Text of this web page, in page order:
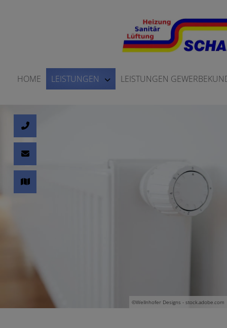
HOME LEISTUNGEN LEISTUNGEN
©Wellnhofer Designs - stock.adobe.com